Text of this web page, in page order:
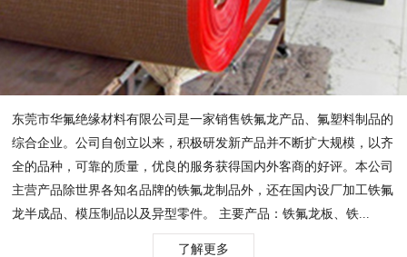
东莞市华氟绝缘材料有限公司是一家销售铁氟龙产品、氟塑料制品的
综合企业。公司自创立以来，积极研发新产品并不断扩大规模，以齐
全的品种，可靠的质量，优良的服务获得国内外客商的好评。本公司
主营产品除世界各知名品牌的铁氟龙制品外，还在国内设厂加工铁氟
龙半成品、模压制品以及异型零件。 主要产品：铁氟龙板、铁...
了解更多